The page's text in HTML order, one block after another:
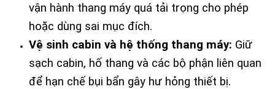
vận hành thang máy quá tải trọng cho phép
hoặc dùng sai mục đích.
Vệ sinh cabin và hệ thống thang máy: Giữ
sạch cabin, hố thang và các bộ phận liên quan
để hạn chế bụi bẩn gây hư hỏng thiết bị.